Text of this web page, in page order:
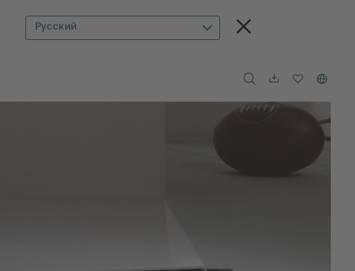
Русский